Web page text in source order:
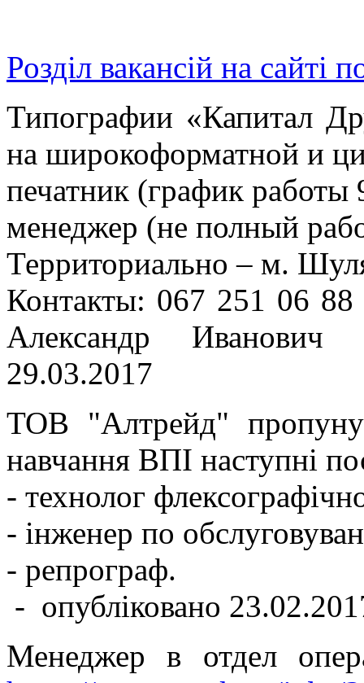
Розділ вакансій на сайті
Типографии «Капитал
на широкоформатной и
печатник (график работы
менеджер (не полный
Территориально – м.
Контакты: 067 251 06
Александр Иванович
29.03.2017
ТОВ "Алтрейд"
навчання ВПІ наступні
- технолог
- інженер по
- репрограф.
- опубліковано
Менеджер в отдел